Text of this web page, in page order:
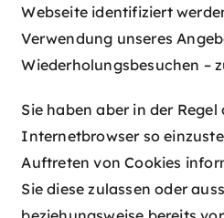
Webseite identifiziert
Verwendung unseres
Wiederholungsbesuchen –
Sie haben aber in der
Internetbrowser so
Auftreten von Cookies
Sie diese zulassen oder